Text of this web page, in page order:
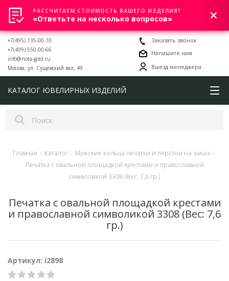
0
+7(495) 135-00-10
+7(499) 550-00-66
info@nota-gold.ru
Москва, ул. Сущевский вал, 49
Заказать звонок
Напишите нам
Выезд менеджера
КАТАЛОГ ЮВЕЛИРНЫХ ИЗДЕЛИЙ
Главная - Каталог - Мужские кольца печатки и перстни на заказ -
Печатка с овальной площадкой крестами и православной
символикой 3308 (Вес: 7,6 гр.)
Печатка с овальной площадкой крестами
и православной символикой 3308 (Вес: 7,6
гр.)
Артикул: i2898
РАССЧИТАЕМ СТОИМОСТЬ ВАШЕГО ИЗДЕЛИЯ?
«Ответьте на несколько вопросов»